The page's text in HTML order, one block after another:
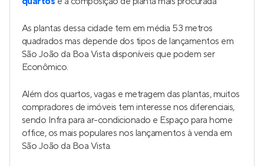
As plantas dessa cidade tem em média 53 metros
quadrados mas depende dos tipos de lançamentos em
São João da Boa Vista disponíveis que podem ser
Econômico.
Além dos quartos, vagas e metragem das plantas, muitos
compradores de imóveis tem interesse nos diferenciais,
sendo Infra para ar-condicionado e Espaço para home
office, os mais populares nos lançamentos à venda em
São João da Boa Vista.